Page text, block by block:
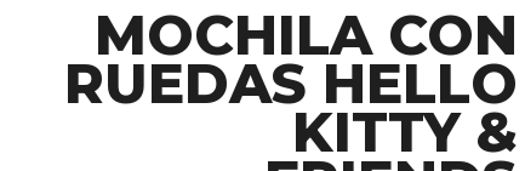
MOCHILA CON
RUEDAS HELLO
KITTY &